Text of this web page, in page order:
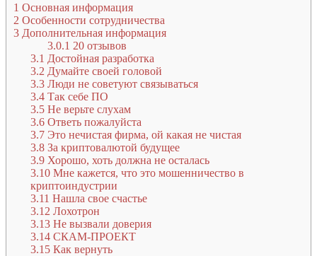
1 Основная информация
2 Особенности сотрудничества
3 Дополнительная информация
3.0.1 20 отзывов
3.1 Достойная разработка
3.2 Думайте своей головой
3.3 Люди не советуют связываться
3.4 Так себе ПО
3.5 Не верьте слухам
3.6 Ответь пожалуйста
3.7 Это нечистая фирма, ой какая не чистая
3.8 За криптовалютой будущее
3.9 Хорошо, хоть должна не осталась
3.10 Мне кажется, что это мошенничество в
криптоиндустрии
3.11 Нашла свое счастье
3.12 Лохотрон
3.13 Не вызвали доверия
3.14 СКАМ-ПРОЕКТ
3.15 Как вернуть